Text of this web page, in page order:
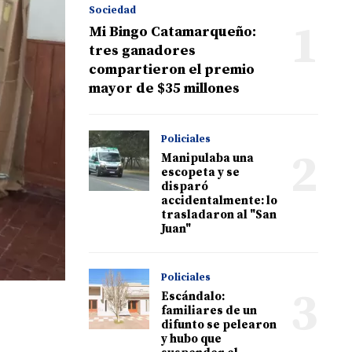
Sociedad
Mi Bingo Catamarqueño:
tres ganadores
compartieron el premio
mayor de $35 millones
Policiales
Manipulaba una
escopeta y se
disparó
accidentalmente: lo
trasladaron al "San
Juan"
Policiales
Escándalo:
familiares de un
difunto se pelearon
y hubo que